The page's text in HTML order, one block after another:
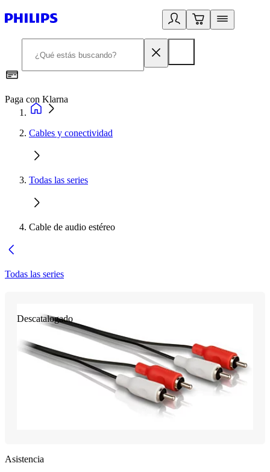
Paga con Klarna
Cables y conectividad
Todas las series
Cable de audio estéreo
Todas las series
Descatalogado
Asistencia